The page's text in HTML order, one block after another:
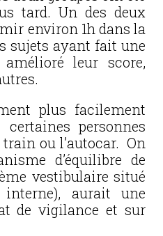
tard. Un des deux
environ 1h dans la
sujets ayant fait une
leur score,
plus facilement
certaines personnes
ou l’autocar. On
d’équilibre de
vestibulaire situé
aurait une
de vigilance et sur